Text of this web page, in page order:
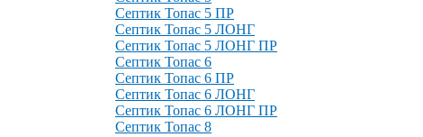
Септик Топас 5 ПР
Септик Топас 5 ЛОНГ
Септик Топас 5 ЛОНГ ПР
Септик Топас 6
Септик Топас 6 ПР
Септик Топас 6 ЛОНГ
Септик Топас 6 ЛОНГ ПР
Септик Топас 8